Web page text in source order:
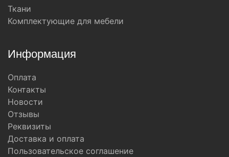
Ткани
Комплектующие для мебели
Информация
Оплата
Контакты
Новости
Отзывы
Реквизиты
Доставка и оплата
Пользовательское соглашение